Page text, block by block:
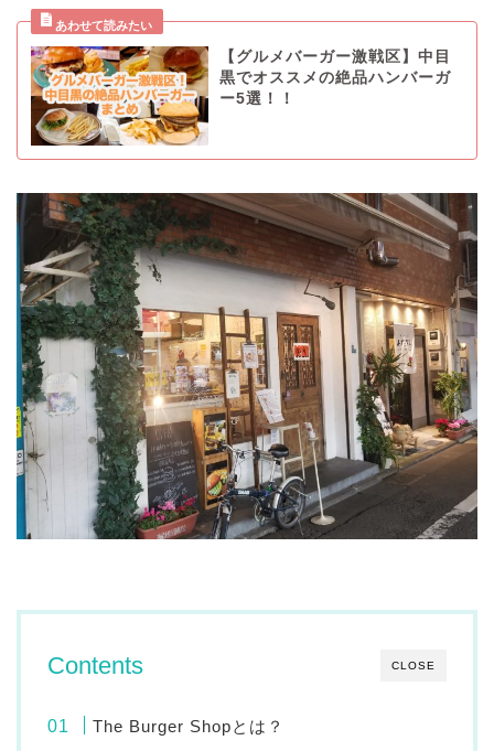
【グルメバーガー激戦区】中目
黒でオススメの絶品ハンバーガ
ー5選！！
CLOSE
Contents
The Burger Shopとは？